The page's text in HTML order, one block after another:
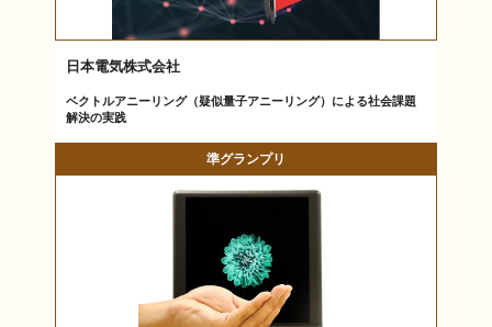
日本電気株式会社
ベクトルアニーリング（疑似量子アニーリング）による社会課題
解決の実践
準グランプリ